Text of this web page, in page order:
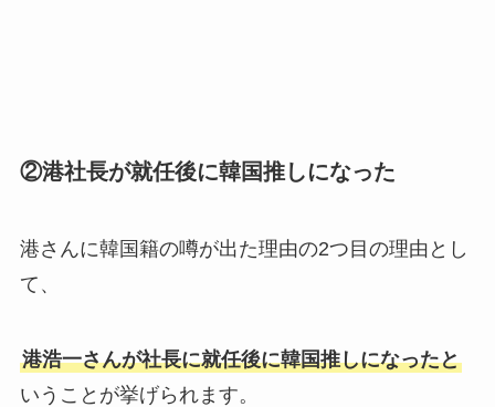
②港社長が就任後に韓国推しになった
港さんに韓国籍の噂が出た理由の2つ目の理由とし
て、
港浩一さんが社長に就任後に韓国推しになったと
いうことが挙げられます。